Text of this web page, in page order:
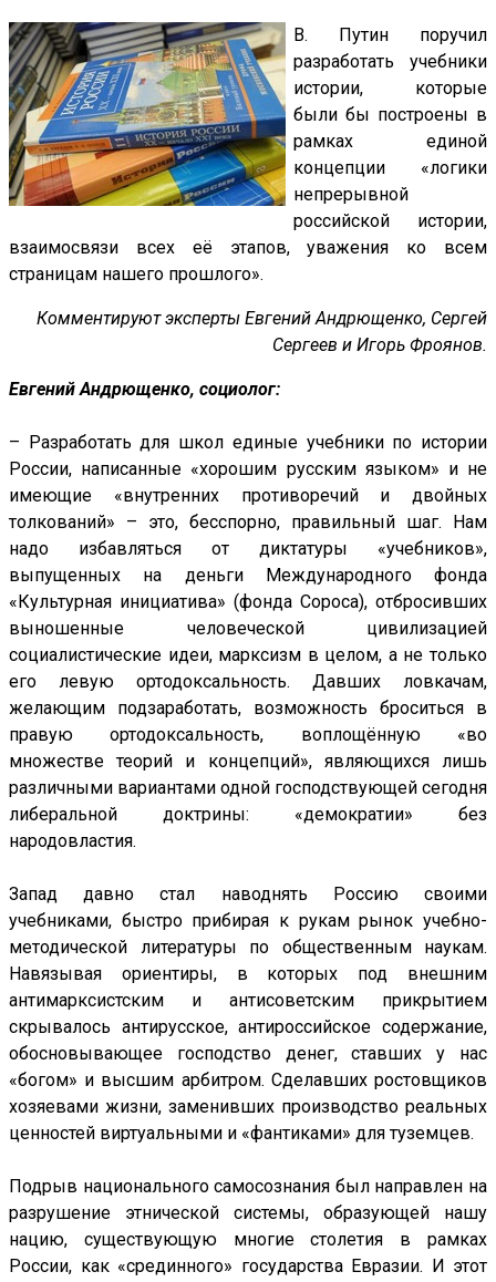
В. Путин поручил
разработать учебники
истории, которые
были бы построены в
рамках единой
концепции «логики
непрерывной
российской истории,
взаимосвязи всех её этапов, уважения ко всем
страницам нашего прошлого».
Комментируют эксперты Евгений Андрющенко, Сергей
Сергеев и Игорь Фроянов.
Евгений Андрющенко, социолог:
– Разработать для школ единые учебники по истории
России, написанные «хорошим русским языком» и не
имеющие «внутренних противоречий и двойных
толкований» – это, бесспорно, правильный шаг. Нам
надо избавляться от диктатуры «учебников»,
выпущенных на деньги Международного фонда
«Культурная инициатива» (фонда Сороса), отбросивших
выношенные человеческой цивилизацией
социалистические идеи, марксизм в целом, а не только
его левую ортодоксальность. Давших ловкачам,
желающим подзаработать, возможность броситься в
правую ортодоксальность, воплощённую «во
множестве теорий и концепций», являющихся лишь
различными вариантами одной господствующей сегодня
либеральной доктрины: «демократии» без
народовластия.
Запад давно стал наводнять Россию своими
учебниками, быстро прибирая к рукам рынок учебно-
методической литературы по общественным наукам.
Навязывая ориентиры, в которых под внешним
антимарксистским и антисоветским прикрытием
скрывалось антирусское, антироссийское содержание,
обосновывающее господство денег, ставших у нас
«богом» и высшим арбитром. Сделавших ростовщиков
хозяевами жизни, заменивших производство реальных
ценностей виртуальными и «фантиками» для туземцев.
Подрыв национального самосознания был направлен на
разрушение этнической системы, образующей нашу
нацию, существующую многие столетия в рамках
России, как «срединного» государства Евразии. И этот